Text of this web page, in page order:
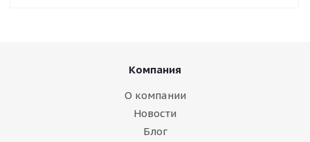
Компания
О компании
Новости
Блог